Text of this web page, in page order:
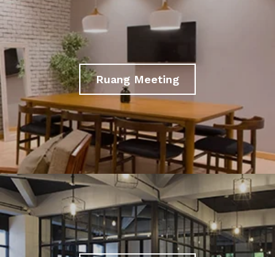
Ruang Meeting